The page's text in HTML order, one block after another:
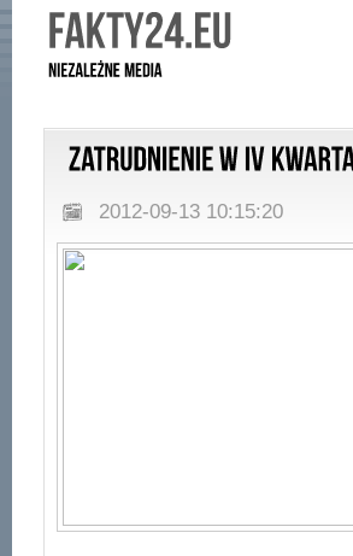
2012-09-13 10:15:20